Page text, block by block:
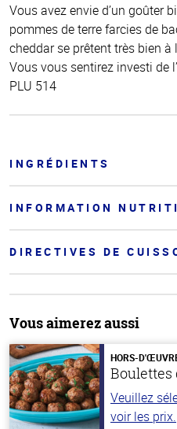
Vous avez envie d’un goûter
pommes de terre farcies de
cheddar se prêtent très bien
Vous vous sentirez investi de
PLU 514
INGRÉDIENTS
INFORMATION
DIRECTIVES DE
Vous aimerez aussi
HORS-
Boulettes
Veuillez
voir les prix.